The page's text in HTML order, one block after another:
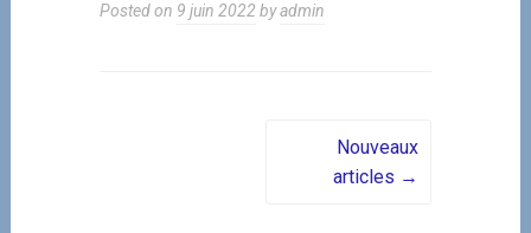
Posted on 9 juin 2022 byadmin
Posts navigation
Nouveaux
articles →